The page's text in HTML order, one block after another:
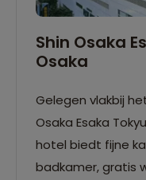
Shin Osaka
Osaka
Gelegen vlakbij
Osaka Esaka
hotel biedt fijne
badkamer, gratis